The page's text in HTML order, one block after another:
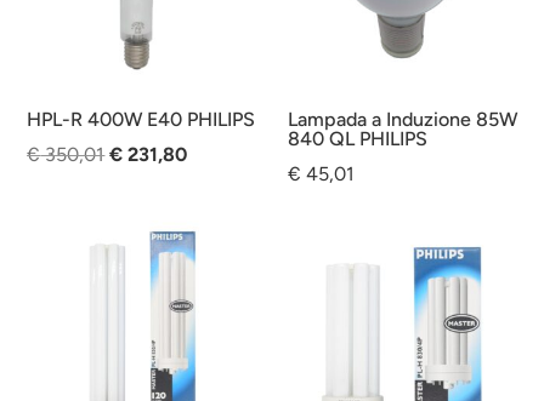
HPL-R 400W E40 PHILIPS
€350,01Il
era:
€ 350,01.
€ 231,80Il
è:
Lampada a Induzione 85W
840 QL PHILIPS
€ 45,01